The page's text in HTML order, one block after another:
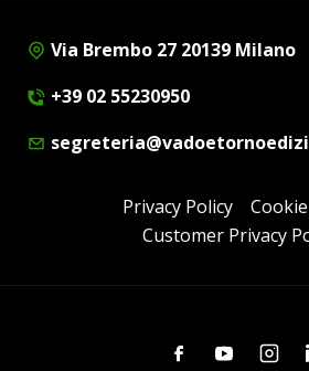
Via Brembo 27 20139 Milano
+39 02 55230950
Privacy Policy
Customer Privacy
FacebookYoutube